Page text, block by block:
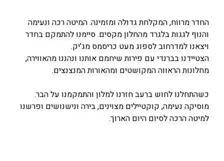
החדר מרווח, המקלחת גדולה ומזמינה. המיטה רכה ונעימה
והנוף לגגות בלגרד מהחלון מקסים. סיימנו להתמקם בחדר
ויצאנו למדרחוב לספוג מעט כריסמס מג'יק.
הצטיידנו בברנדי עם פירות שיחמם אותנו ונהננו מהאווירה,
מחלונות הראווה המקושטים ומהאורות המנצנצים.
כשהתחלנו לחוש ברעב חזרנו למלון והתמקמנו על הבר.
מוסיקה נעימה, קוקטיילים מצוינים, בירה ונישנושים ופרשנו
למיטה הרכה לסיום היום הארוך.